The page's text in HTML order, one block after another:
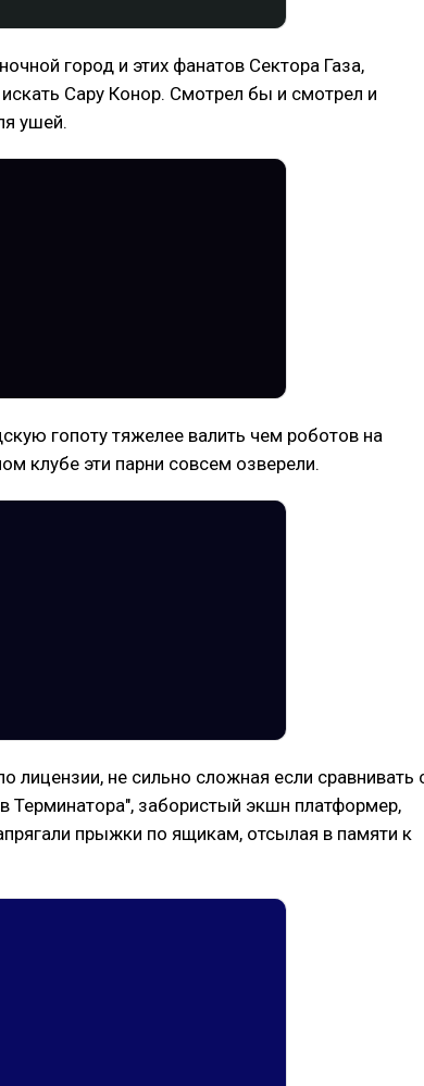
город и этих фанатов Сектора Газа,
Сару Конор. Смотрел бы и смотрел и
ушей.
гопоту тяжелее валить чем роботов на
клубе эти парни совсем озверели.
лицензии, не сильно сложная если сравнивать
Терминатора", забористый экшн платформер,
прыжки по ящикам, отсылая в памяти к